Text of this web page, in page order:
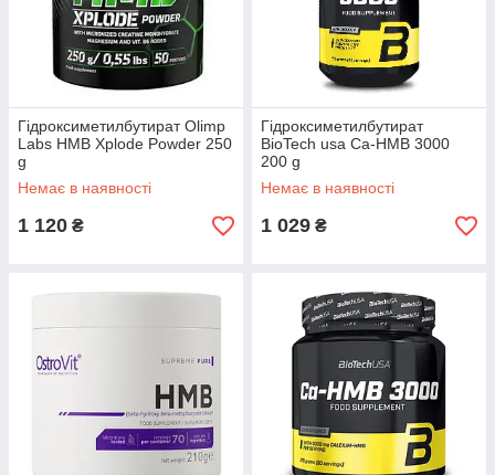
Гідроксиметилбутират Olimp
Labs HMB Xplode Powder 250
g
Немає в наявності
1 120 ₴
Гідроксиметилбутират
BioTech usa Ca-HMB 3000
200 g
Немає в наявності
1 029 ₴